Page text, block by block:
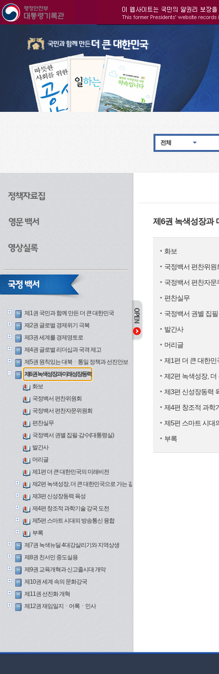
전체
제1권 국민과 함께 만든 더 큰 대한민국
제2권 글로벌 경제위기 극복
제3권 세계를 경제영토로
제4권 글로벌 리더십과 국격 제고
제5권 원칙있는 대북ㆍ통일 정책과 선진안보
제6권 녹색성장과 미래성장동력
화보
국정백서 편찬위원회
국정백서 편찬자문위원회
편찬실무
국정백서 권별 집필·감수(대통령실)
발간사
머리글
제1편 더 큰 대한민국의 미래비전
제2편 녹색성장, 더 큰 대한민국으로 가는 길
제3편 신성장동력 육성
제4편 창조적 과학기술 강국 도전
제5편 스마트 시대의 방송통신 융합
부록
제7권 녹색뉴딜 4대강살리기와 지역상생
제8권 친서민 중도실용
제9권 교육개혁과 신고졸시대 개막
제10권 세계 속의 문화강국
제11권 선진화 개혁
제12권 재임일지ㆍ어록ㆍ인사
제6권 녹색성장과
화보
국정백서 편찬위원
국정백서 편찬자문
편찬실무
국정백서 권별 집
발간사
머리글
제1편 더 큰 대한민
제2편 녹색성장,
제3편 신성장동력
제4편 창조적 과학
제5편 스마트 시대
부록